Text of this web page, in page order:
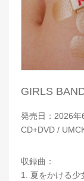
GIRLS
発売日：2026年
CD+DVD /
収録曲：
1. 夏をかける少